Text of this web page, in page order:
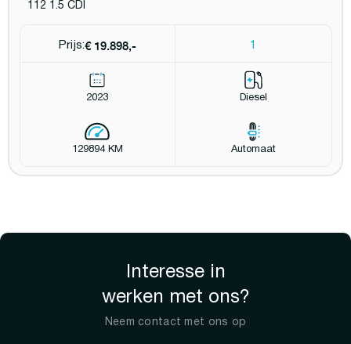
112 1.5 CDI
Prijs:€ 19.898,- 1
2023 Diesel
129894 KM Automaat
Interesse in
werken met ons?
Neem contact met ons op